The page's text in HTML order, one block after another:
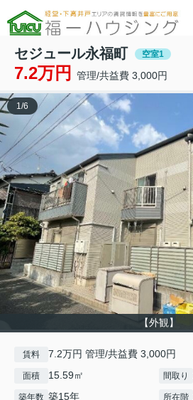
セジュール永福町 空室1
7.2万円 管理/共益費 3,000円
【外観】
1/6
賃料 7.2万円 管理/共益費 3,000円
面積 15.59㎡ 間取り
築年数 築15年 所在階